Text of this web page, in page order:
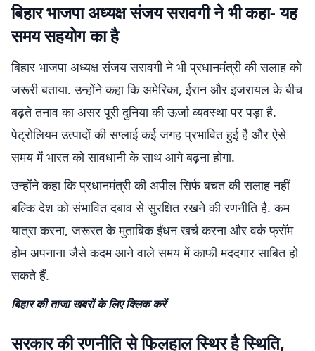
बिहार भाजपा अध्यक्ष संजय सरावगी ने भी कहा- यह
समय सहयोग का है
बिहार भाजपा अध्यक्ष संजय सरावगी ने भी प्रधानमंत्री की सलाह को
जरूरी बताया. उन्होंने कहा कि अमेरिका, ईरान और इजरायल के बीच
बढ़ते तनाव का असर पूरी दुनिया की ऊर्जा व्यवस्था पर पड़ा है.
पेट्रोलियम उत्पादों की सप्लाई कई जगह प्रभावित हुई है और ऐसे
समय में भारत को सावधानी के साथ आगे बढ़ना होगा.
उन्होंने कहा कि प्रधानमंत्री की अपील सिर्फ बचत की सलाह नहीं
बल्कि देश को संभावित दबाव से सुरक्षित रखने की रणनीति है. कम
यात्रा करना, जरूरत के मुताबिक ईंधन खर्च करना और वर्क फ्रॉम
होम अपनाना जैसे कदम आने वाले समय में काफी मददगार साबित हो
सकते हैं.
बिहार की ताजा खबरों के लिए क्लिक करें
सरकार की रणनीति से फिलहाल स्थिर है स्थिति,